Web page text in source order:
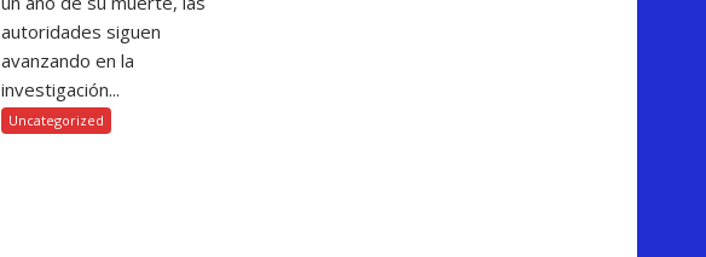
autoridades siguen
avanzando en la
investigación...
Uncategorized